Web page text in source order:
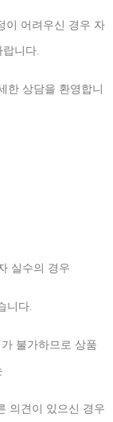
이 어려우신 경우 자
니다.
한 상담을 환영합니
실수의 경우
니다.
불가하므로 상품
의견이 있으신 경우